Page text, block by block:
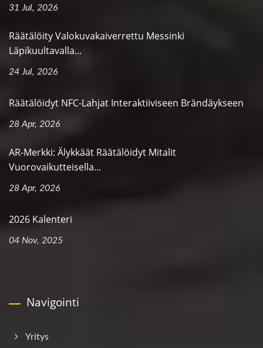
31 Jul, 2026
Räätälöity Valokuvakaiverrettu Messinki
Läpikuultavalla...
24 Jul, 2026
Räätälöidyt NFC-Lahjat Interaktiiviseen Brändäykseen
28 Apr, 2026
AR-Merkki: Älykkäät Räätälöidyt Mitalit
Vuorovaikutteisella...
28 Apr, 2026
2026 Kalenteri
04 Nov, 2025
Navigointi
Yritys